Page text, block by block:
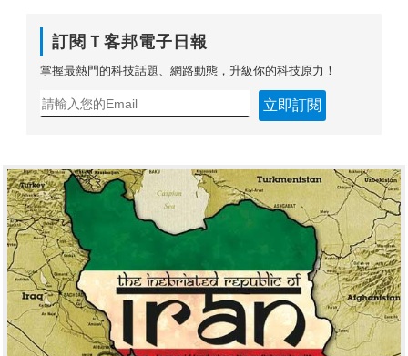
訂閱Ｔ客邦電子日報
掌握最熱門的科技話題、網路動態，升級你的科技原力！
立即訂閱